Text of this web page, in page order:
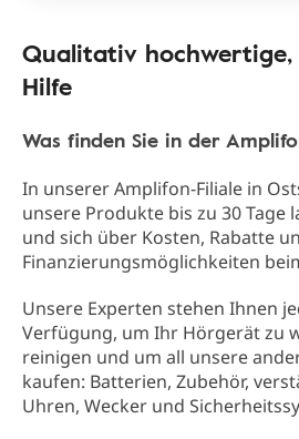
Qualitativ hochwertige,
Hilfe
Was finden Sie in der
In unserer Amplifon-Filiale in
unsere Produkte bis zu 30 Tage
und sich über Kosten, Rabatte
Finanzierungsmöglichkeiten
Unsere Experten stehen Ihnen
Verfügung, um Ihr Hörgerät zu
reinigen und um all unsere
kaufen: Batterien, Zubehör,
Uhren, Wecker und